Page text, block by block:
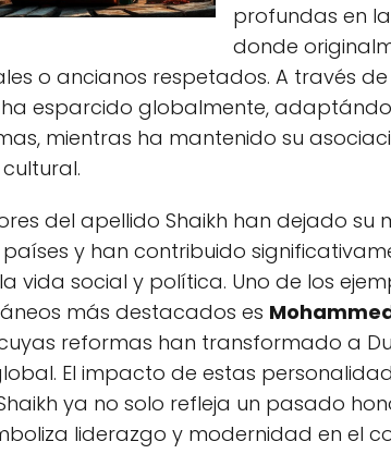
profundas en
donde
o ancianos respetados. A través de
esparcido globalmente,
mientras ha mantenido su
del apellido Shaikh han dejado su
y han contribuido
vida social y política. Uno de los
más destacados es
reformas han transformado a
El impacto de estas
ya no solo refleja un pasado
liderazgo y modernidad en el